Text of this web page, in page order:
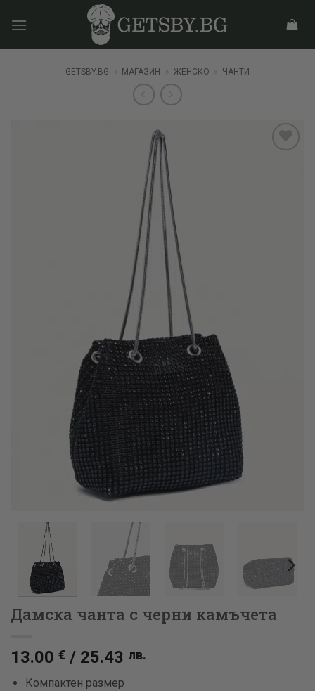
GETSBY.BG МАГАЗИН ЖЕНСКО ЧАНТИ
Дамска чанта с черни камъчета
13.00 € / 25.43 лв.
Компактен размер